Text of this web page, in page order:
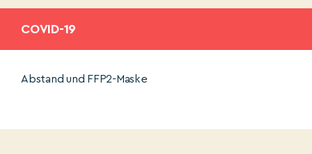
COVID-19
Abstand und FFP2-Maske